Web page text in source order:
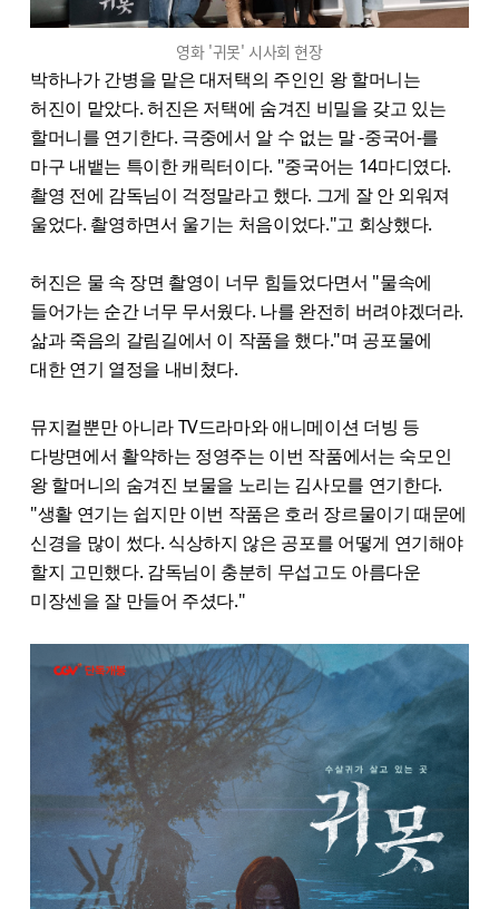
영화 '귀못' 시사회 현장
박하나가 간병을 맡은 대저택의 주인인 왕 할머니는
허진이 맡았다. 허진은 저택에 숨겨진 비밀을 갖고 있는
할머니를 연기한다. 극중에서 알 수 없는 말 -중국어-를
마구 내뱉는 특이한 캐릭터이다. "중국어는 14마디였다.
촬영 전에 감독님이 걱정말라고 했다. 그게 잘 안 외워져
울었다. 촬영하면서 울기는 처음이었다."고 회상했다.
허진은 물 속 장면 촬영이 너무 힘들었다면서 "물속에
들어가는 순간 너무 무서웠다. 나를 완전히 버려야겠더라.
삶과 죽음의 갈림길에서 이 작품을 했다."며 공포물에
대한 연기 열정을 내비쳤다.
뮤지컬뿐만 아니라 TV드라마와 애니메이션 더빙 등
다방면에서 활약하는 정영주는 이번 작품에서는 숙모인
왕 할머니의 숨겨진 보물을 노리는 김사모를 연기한다.
"생활 연기는 쉽지만 이번 작품은 호러 장르물이기 때문에
신경을 많이 썼다. 식상하지 않은 공포를 어떻게 연기해야
할지 고민했다. 감독님이 충분히 무섭고도 아름다운
미장센을 잘 만들어 주셨다."